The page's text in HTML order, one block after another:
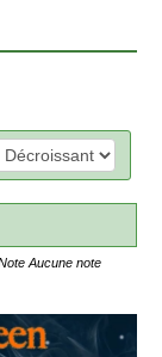
Aucune note